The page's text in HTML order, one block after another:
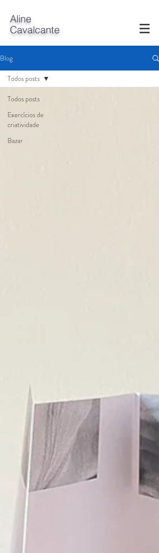
Aline
Cavalcante
Blog
Todos posts
Exercícios de
criatividade
Bazar
Todos posts